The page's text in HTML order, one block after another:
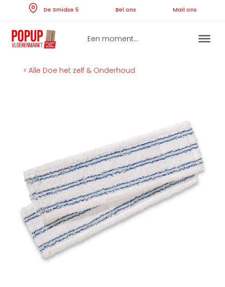
content
De Smidse 5
Een moment...
< Alle Doe het zelf & Onderhoud